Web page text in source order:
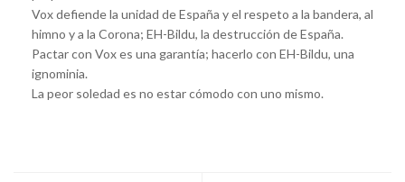
Vox defiende la unidad de España y el respeto a la bandera, al
himno y a la Corona; EH-Bildu, la destrucción de España.
Pactar con Vox es una garantía; hacerlo con EH-Bildu, una
ignominia.
La peor soledad es no estar cómodo con uno mismo.